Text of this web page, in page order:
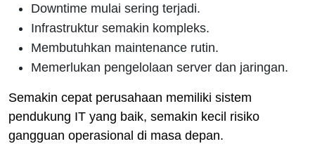
Downtime mulai sering terjadi.
Infrastruktur semakin kompleks.
Membutuhkan maintenance rutin.
Memerlukan pengelolaan server dan jaringan.
Semakin cepat perusahaan memiliki sistem
pendukung IT yang baik, semakin kecil risiko
gangguan operasional di masa depan.